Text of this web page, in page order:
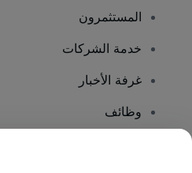
المستثمرون
خدمة الشركات
غرفة الأخبار
وظائف